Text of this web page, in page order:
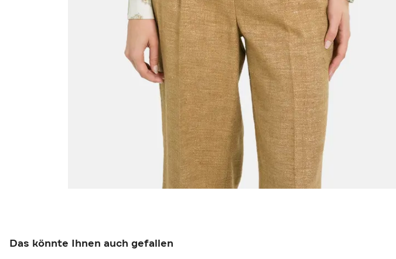
Das könnte Ihnen auch gefallen